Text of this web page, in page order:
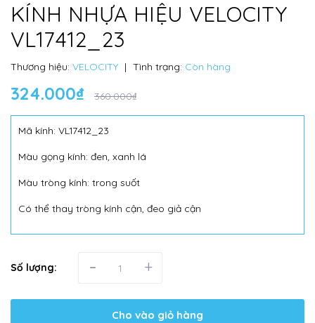
KÍNH NHỰA HIỆU VELOCITY
VL17412_23
Thương hiệu: VELOCITY | Tình trạng: Còn hàng
324.000₫ 360.000₫
Mã kính: VL17412_23
Màu gọng kính: đen, xanh lá
Màu tròng kính: trong suốt
Có thể thay tròng kính cận, đeo giả cận
Số lượng: - +
Cho vào giỏ hàng